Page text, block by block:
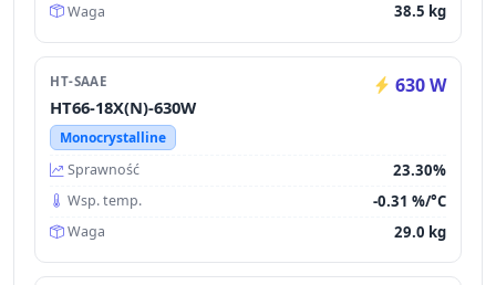
Waga 38.5 kg
HT-SAAE 630 W
HT66-18X(N)-630W
Monocrystalline
Sprawność
23.30%
Wsp. temp. -0.31 %/°C
Waga 29.0 kg